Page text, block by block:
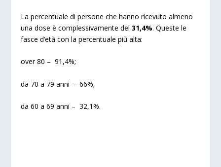
La percentuale di persone che hanno ricevuto almeno
una dose è complessivamente del31,4%. Queste le
fasce d’età con la percentuale più alta:
over 80 – 91,4%;
da 70 a 79 anni – 66%;
da 60 a 69 anni – 32,1%.